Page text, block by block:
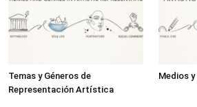
Temas y Géneros de
Representación Artística
Medios